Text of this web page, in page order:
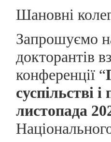
Шановні
Запрошуємо
докторантів
конференції “
суспільстві
листопада